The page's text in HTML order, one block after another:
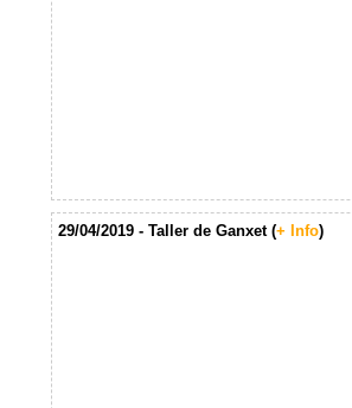
29/04/2019 - Taller de Ganxet (+ Info)